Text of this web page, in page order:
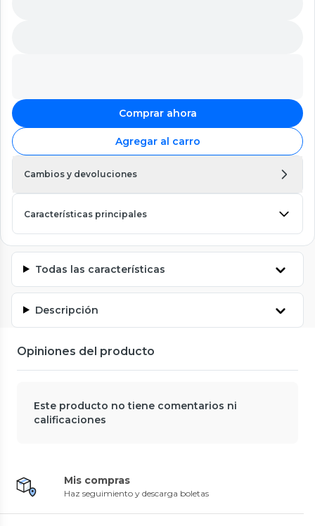
Comprar ahora
Agregar al carro
Cambios y devoluciones
Características principales
Todas las características
Descripción
Opiniones del producto
Este producto no tiene comentarios ni
calificaciones
Mis compras
Haz seguimiento y descarga boletas